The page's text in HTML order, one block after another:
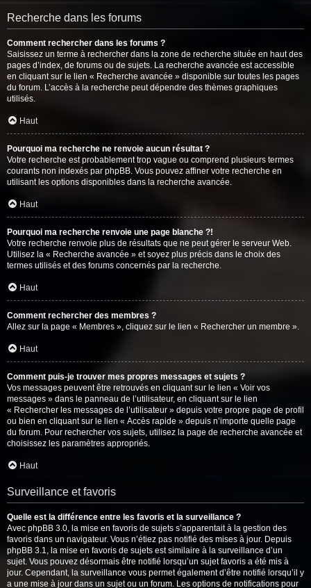
Recherche dans les forums
Comment rechercher dans les forums ?
Saisissez un terme à rechercher dans la zone de recherche située en haut des
pages d’index, de forums ou de sujets. La recherche avancée est accessible
en cliquant sur le lien « Recherche avancée » disponible sur toutes les pages
du forum. L’accès à la recherche peut dépendre des thèmes graphiques
utilisés.
Haut
Pourquoi ma recherche ne renvoie aucun résultat ?
Votre recherche est probablement trop vague ou comprend plusieurs termes
courants non indexés par phpBB. Vous pouvez affiner votre recherche en
utilisant les options disponibles dans la recherche avancée.
Haut
Pourquoi ma recherche renvoie une page blanche ?!
Votre recherche renvoie plus de résultats que ne peut gérer le serveur Web.
Utilisez la « Recherche avancée » et soyez plus précis dans le choix des
termes utilisés et des forums concernés par la recherche.
Haut
Comment rechercher des membres ?
Allez sur la page « Membres », cliquez sur le lien « Rechercher un membre ».
Haut
Comment puis-je trouver mes propres messages et sujets ?
Vos messages peuvent être retrouvés en cliquant sur le lien « Voir vos
messages » dans le panneau de l’utilisateur, en cliquant sur le lien
« Rechercher les messages de l’utilisateur » depuis votre propre page de profil
ou bien en cliquant sur le lien « Accès rapide » depuis n’importe quelle page
du forum. Pour rechercher vos sujets, utilisez la page de recherche avancée et
choisissez les paramètres appropriés.
Haut
Surveillance et favoris
Quelle est la différence entre les favoris et la surveillance ?
Avec phpBB 3.0, la mise en favoris de sujets s’apparentait à la gestion des
favoris dans un navigateur. Vous n’étiez pas notifié des mises à jour. Depuis
phpBB 3.1, la mise en favoris de sujets est similaire à la surveillance d’un
sujet. Vous pouvez désormais être notifié lorsqu’un sujet favoris a été mis à
jour. Cependant, la surveillance vous permet également d’être notifié lorsqu’il y
a une mise à jour dans un sujet ou un forum. Les options de notifications pour